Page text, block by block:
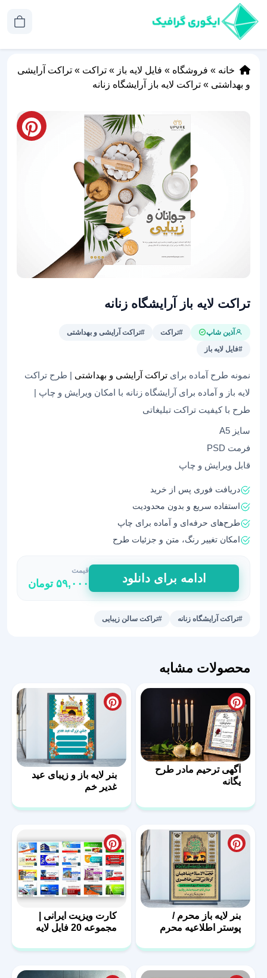
خانه » فروشگاه » فایل لایه باز » تراکت » تراکت آرایشی
و بهداشتی » تراکت لایه باز آرایشگاه زنانه
تراکت لایه باز آرایشگاه زنانه
آذین شاپ #تراکت
#تراکت آرایشی و بهداشتی
#فایل لایه باز
نمونه طرح آماده برای تراکت آرایشی و بهداشتی | طرح تراکت
لایه باز و آماده برای آرایشگاه زنانه با امکان ویرایش و چاپ |
طرح با کیفیت تراکت تبلیغاتی
سایز A5
فرمت PSD
قابل ویرایش و چاپ
دریافت فوری پس از خرید
استفاده سریع و بدون محدودیت
طرح‌های حرفه‌ای و آماده برای چاپ
امکان تغییر رنگ، متن و جزئیات طرح
تراکت
لایه
باز
آرایشگاه
ادامه برای دانلود
قیمت
۵۹,۰۰۰ تومان
#تراکت آرایشگاه زنانه #تراکت سالن زیبایی
محصولات مشابه
آگهی ترحیم مادر طرح
یگانه
بنر لایه باز و زیبای عید
غدیر خم
بنر لایه باز محرم /
پوستر اطلاعیه محرم
کارت ویزیت ایرانی |
مجموعه 20 فایل لایه